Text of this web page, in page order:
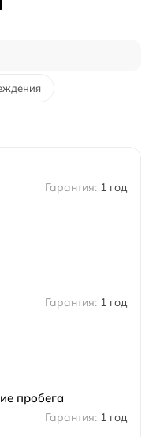
1 год
1 год
пробега
1 год